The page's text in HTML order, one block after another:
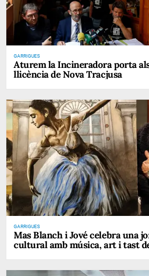
GARRIGUES
Aturem la Incineradora porta
llicència de Nova Tracjusa
GARRIGUES
Mas Blanch i Jové celebra una
cultural amb música, art i tast